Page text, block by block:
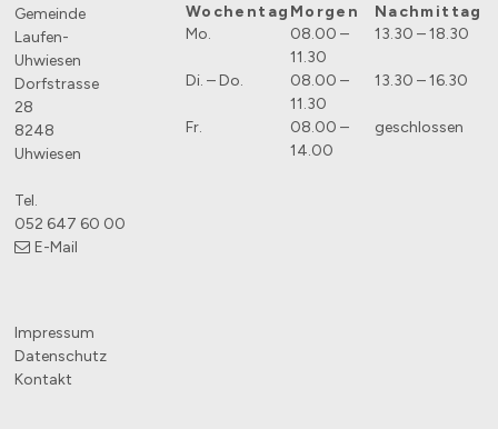
Gemeinde
Laufen-
Uhwiesen
Dorfstrasse
28
8248
Uhwiesen
Tel.
052 647 60 00
E-Mail
Wochentag Morgen
Nachmittag
Mo.
08.00 –
11.30
13.30 – 18.30
Di. – Do.
08.00 –
11.30
13.30 – 16.30
Fr.
08.00 –
14.00
geschlossen
Impressum
Datenschutz
Kontakt